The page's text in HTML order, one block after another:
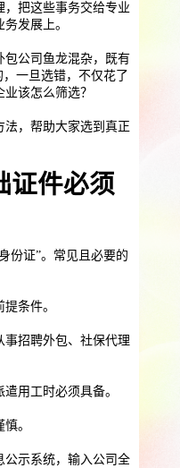
用工
海积分办理
把这些事务交给专业
发展上。
包公司鱼龙混杂，既有
一旦选错，不仅花了
该怎么筛选？
法，帮助大家选到真正
证件必须
份证”。常见且必要的
条件。
事招聘外包、社保代理
用工时必须具备。
。
公示系统，输入公司全